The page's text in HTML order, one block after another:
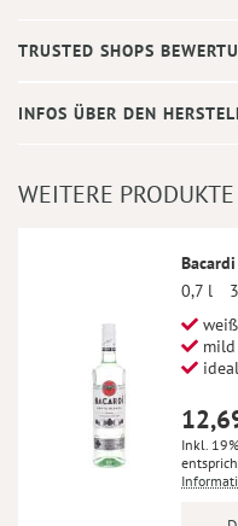
TRUSTED SHOPS
INFOS ÜBER DEN
WEITERE
0,7 l
Inkl.